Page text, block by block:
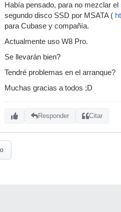
Había pensado, para no mezclar
segundo disco SSD por MSATA (
para Cubase y compañía.
Actualmente uso W8 Pro.
Se llevarán bien?
Tendré problemas en el arranque?
Muchas gracias a todos ;D
Responder Citar